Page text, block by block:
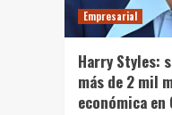
Empresarial
Harry Styles:
más de 2 mil
económica en